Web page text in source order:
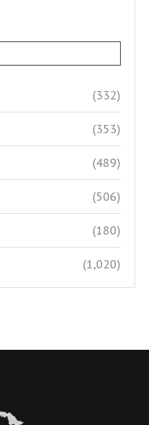
(332)
(353)
(489)
(506)
(180)
(1,020)